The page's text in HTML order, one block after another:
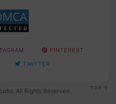
PINTEREST
TWITTER
All Rights Reserved. TOP